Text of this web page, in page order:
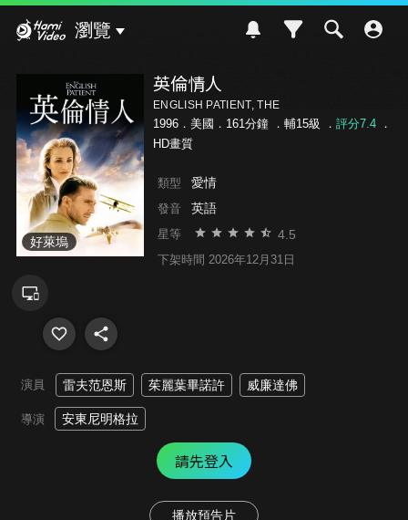
瀏覽
好萊塢
英倫情人
ENGLISH PATIENT, THE
1996．美國．161分鐘 ． 輔15級 ． 評分7.4．
HD畫質
類型 愛情
發音 英語
星等 4.5
下架時間 2026年12月31日
演員 雷夫范恩斯 茱麗葉畢諾許 威廉達佛
導演 安東尼明格拉
請先登入
播放預告片